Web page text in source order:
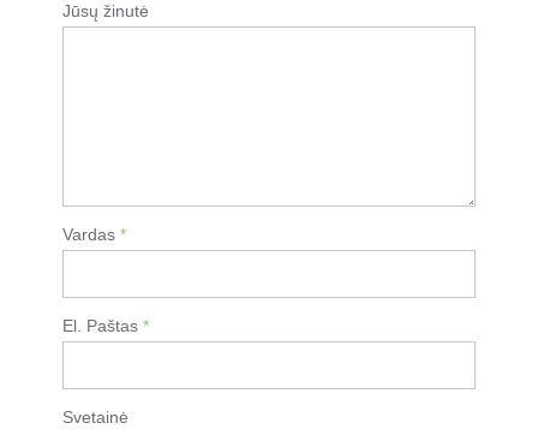
Jūsų žinutė
Vardas *
El. Paštas *
Svetainė